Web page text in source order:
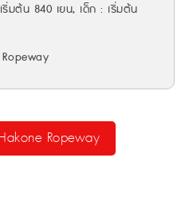
มต้น 840 เยน, เด็ก : เริ่มต้น
Ropeway